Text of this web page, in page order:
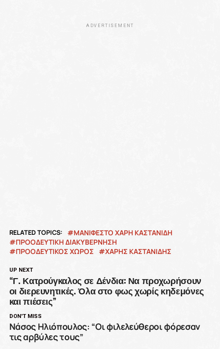
ADVERTISEMENT
RELATED TOPICS:
ΜΑΝΙΦΕΣΤΟ ΧΑΡΗ ΚΑΣΤΑΝΙΔΗ
ΠΡΟΟΔΕΥΤΙΚΗ ΔΙΑΚΥΒΕΡΝΗΣΗ
ΠΡΟΟΔΕΥΤΙΚΟΣ ΧΩΡΟΣ
ΧΑΡΗΣ ΚΑΣΤΑΝΙΔΗΣ
UP NEXT
“Γ. Κατρούγκαλος σε Δένδια: Να προχωρήσουν
οι διερευνητικές. Όλα στο φως χωρίς κηδεμόνες
και πιέσεις”
DON'T MISS
Νάσος Ηλιόπουλος: “Οι φιλελεύθεροι φόρεσαν
τις αρβύλες τους”